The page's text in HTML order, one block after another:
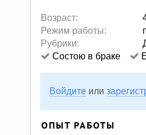
Возраст:
Режим работы:
Рубрики:
Состою в браке
Войдите или
ОПЫТ РАБОТЫ